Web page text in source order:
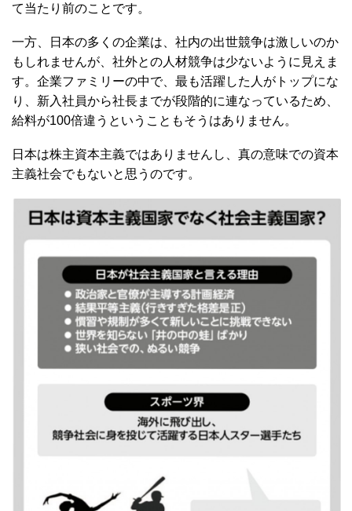
て当たり前のことです。
一方、日本の多くの企業は、社内の出世競争は激しいのか
もしれませんが、社外との人材競争は少ないように見えま
す。企業ファミリーの中で、最も活躍した人がトップにな
り、新入社員から社長までが段階的に連なっているため、
給料が100倍違うということもそうはありません。
日本は株主資本主義ではありませんし、真の意味での資本
主義社会でもないと思うのです。